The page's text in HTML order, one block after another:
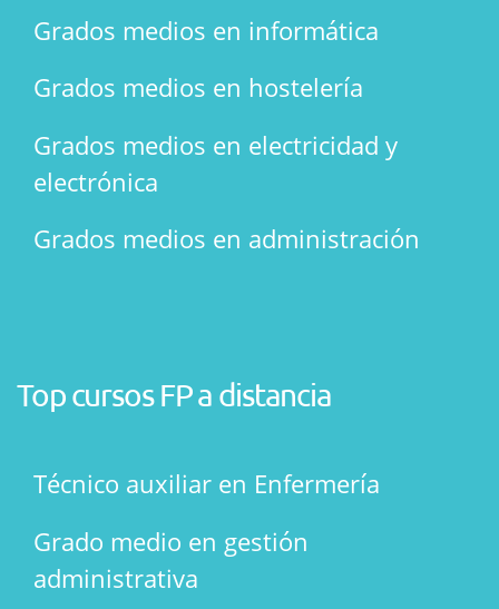
Grados medios en informática
Grados medios en hostelería
Grados medios en electricidad y
electrónica
Grados medios en administración
Top cursos FP a distancia
Técnico auxiliar en Enfermería
Grado medio en gestión
administrativa